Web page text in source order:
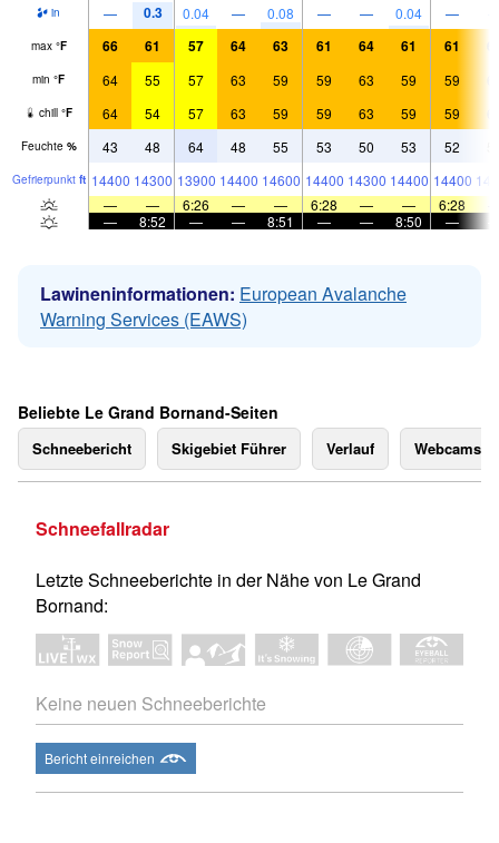
in — 0.3 0.04 — 0.08 — — 0.04 —
max °F 66 61 57 64 63 61 64 61 61
min °F 64 55 57 63 59 59 63 59 59
chill °F 64 54 57 63 59 59 63 59 59
Feuchte % 43 48 64 48 55 53 50 53 52
Gefrier­punkt ft 14400 14300 13900 14400 14600 14400 14300 14400 14400
—
— 6:26 — — 6:28 — — 6:28
—
8:52 — — 8:51 — — 8:50 —
Lawineninformationen: European Avalanche
Warning Services (EAWS)
Beliebte Le Grand Bornand-Seiten
Schneebericht Skigebiet Führer Verlauf Webcams
Schneefallradar
Letzte Schneeberichte in der Nähe von Le Grand
Bornand:
Keine neuen Schneeberichte
Bericht einreichen